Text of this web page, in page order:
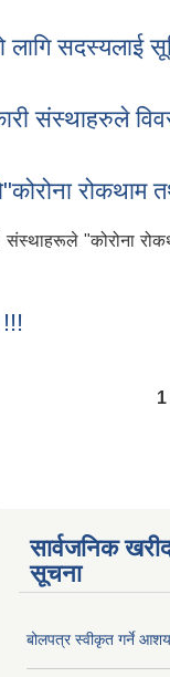
लागि सदस्यलाई
संस्थाहरुले
संस्थाहरूले "कोरोना
1
सार्वजनिक
सूचना
बोलपत्र स्वीकृत गर्ने